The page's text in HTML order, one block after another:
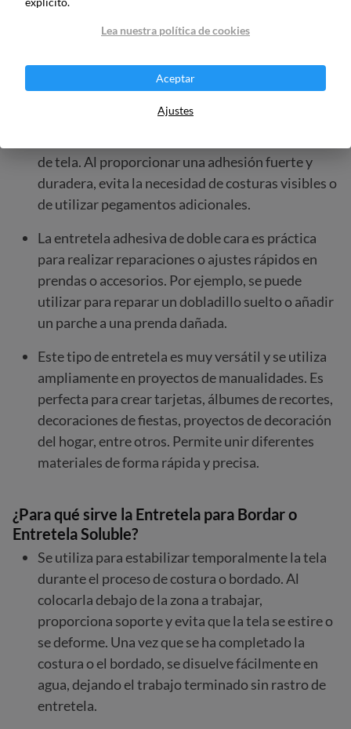
materiales diferentes entre sí sin necesidad de
como la confección de bolsos, la creación de
de tela. Al proporcionar una adhesión fuerte y
duradera, evita la necesidad de costuras visibles o
de utilizar pegamentos adicionales.
La entretela adhesiva de doble cara es práctica
para realizar reparaciones o ajustes rápidos en
prendas o accesorios. Por ejemplo, se puede
utilizar para reparar un dobladillo suelto o añadir
un parche a una prenda dañada.
Este tipo de entretela es muy versátil y se utiliza
ampliamente en proyectos de manualidades. Es
perfecta para crear tarjetas, álbumes de recortes,
decoraciones de fiestas, proyectos de decoración
del hogar, entre otros. Permite unir diferentes
materiales de forma rápida y precisa.
¿Para qué sirve la Entretela para Bordar o
Entretela Soluble?
Se utiliza para estabilizar temporalmente la tela
durante el proceso de costura o bordado. Al
colocarla debajo de la zona a trabajar,
proporciona soporte y evita que la tela se estire o
se deforme. Una vez que se ha completado la
costura o el bordado, se disuelve fácilmente en
agua, dejando el trabajo terminado sin rastro de
entretela.
Lea nuestra política de cookies
Aceptar
Ajustes